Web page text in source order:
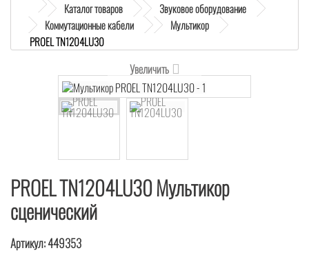
Каталог товаров
Звуковое оборудование
Коммутационные кабели
Мультикор
PROEL TN1204LU30
Увеличить
PROEL TN1204LU30 Мультикор
сценический
Артикул:449353